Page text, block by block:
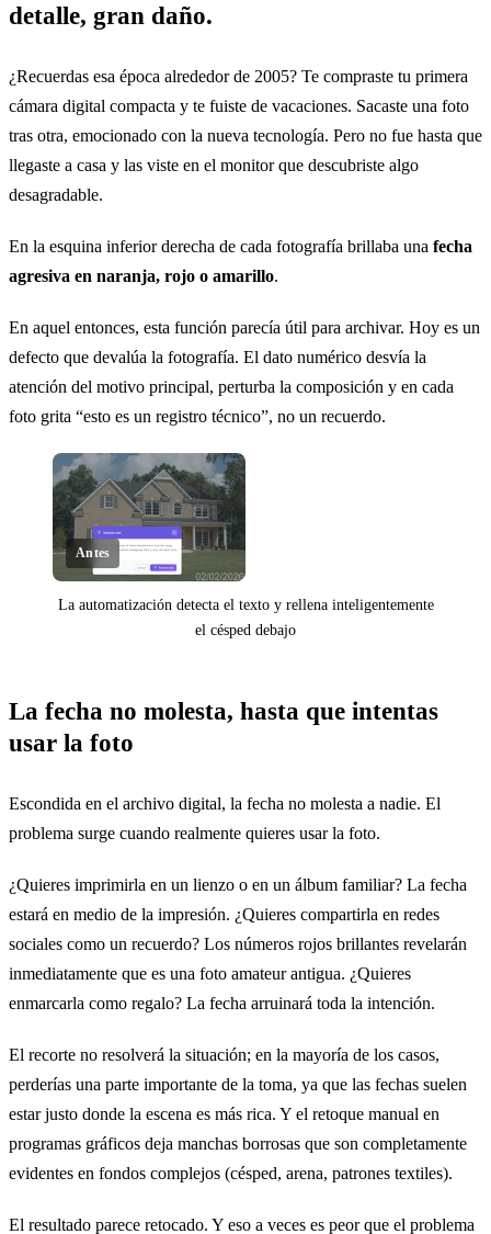
detalle, gran daño.
¿Recuerdas esa época alrededor de 2005? Te compraste tu primera
cámara digital compacta y te fuiste de vacaciones. Sacaste una foto
tras otra, emocionado con la nueva tecnología. Pero no fue hasta que
llegaste a casa y las viste en el monitor que descubriste algo
desagradable.
En la esquina inferior derecha de cada fotografía brillaba una fecha
agresiva en naranja, rojo o amarillo.
En aquel entonces, esta función parecía útil para archivar. Hoy es un
defecto que devalúa la fotografía. El dato numérico desvía la
atención del motivo principal, perturba la composición y en cada
foto grita “esto es un registro técnico”, no un recuerdo.
Antes
La automatización detecta el texto y rellena inteligentemente
el césped debajo
La fecha no molesta, hasta que intentas
usar la foto
Escondida en el archivo digital, la fecha no molesta a nadie. El
problema surge cuando realmente quieres usar la foto.
¿Quieres imprimirla en un lienzo o en un álbum familiar? La fecha
estará en medio de la impresión. ¿Quieres compartirla en redes
sociales como un recuerdo? Los números rojos brillantes revelarán
inmediatamente que es una foto amateur antigua. ¿Quieres
enmarcarla como regalo? La fecha arruinará toda la intención.
El recorte no resolverá la situación; en la mayoría de los casos,
perderías una parte importante de la toma, ya que las fechas suelen
estar justo donde la escena es más rica. Y el retoque manual en
programas gráficos deja manchas borrosas que son completamente
evidentes en fondos complejos (césped, arena, patrones textiles).
El resultado parece retocado. Y eso a veces es peor que el problema